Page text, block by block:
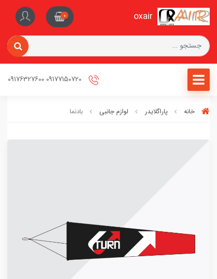
oxair
0
خانه پاراگلایدر لوازم جانبی بادنما